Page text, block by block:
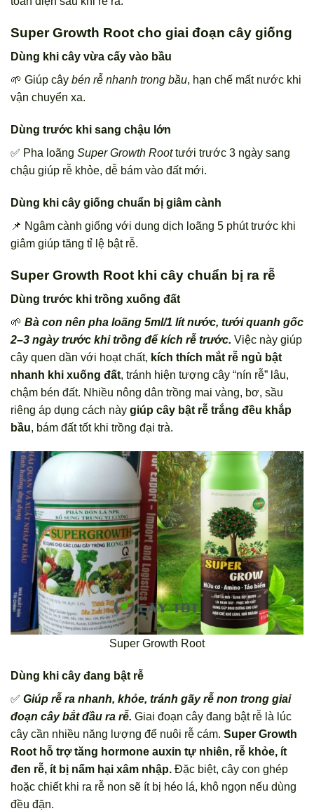
Super Growth Root cho giai đoạn cây giống
Dùng khi cây vừa cấy vào bầu
🌱 Giúp cây bén rễ nhanh trong bầu, hạn chế mất nước khi
vận chuyển xa.
Dùng trước khi sang chậu lớn
✅ Pha loãng Super Growth Roottưới trước 3 ngày sang
chậu giúp rễ khỏe, dễ bám vào đất mới.
Dùng khi cây giống chuẩn bị giâm cành
📌 Ngâm cành giống với dung dịch loãng 5 phút trước khi
giâm giúp tăng tỉ lệ bật rễ.
Super Growth Root khi cây chuẩn bị ra rễ
Dùng trước khi trồng xuống đất
🌱 Bà con nên pha loãng 5ml/1 lít nước, tưới quanh gốc
2–3 ngày trước khi trồng để kích rễ trước. Việc này giúp
cây quen dần với hoạt chất, kích thích mắt rễ ngủ bật
nhanh khi xuống đất, tránh hiện tượng cây “nín rễ” lâu,
chậm bén đất. Nhiều nông dân trồng mai vàng, bơ, sầu
riêng áp dụng cách này giúp cây bật rễ trắng đều khắp
bầu, bám đất tốt khi trồng đại trà.
Super Growth Root
Dùng khi cây đang bật rễ
✅ Giúp rễ ra nhanh, khỏe, tránh gãy rễ non trong giai
đoạn cây bắt đầu ra rễ. Giai đoạn cây đang bật rễ là lúc
cây cần nhiều năng lượng để nuôi rễ cám. Super Growth
Root hỗ trợ tăng hormone auxin tự nhiên, rễ khỏe, ít
đen rễ, ít bị nấm hại xâm nhập. Đặc biệt, cây con ghép
hoặc chiết khi ra rễ non sẽ ít bị héo lá, khô ngọn nếu dùng
đều đặn.